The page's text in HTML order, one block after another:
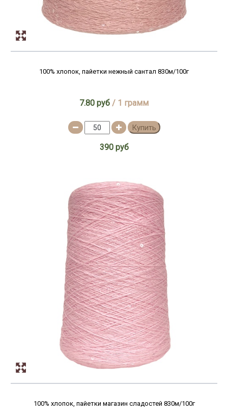
100% хлопок, пайетки нежный сантал 830м/100г
7.80 руб / 1 грамм
Купить
390 руб
100% хлопок, пайетки магазин сладостей 830м/100г